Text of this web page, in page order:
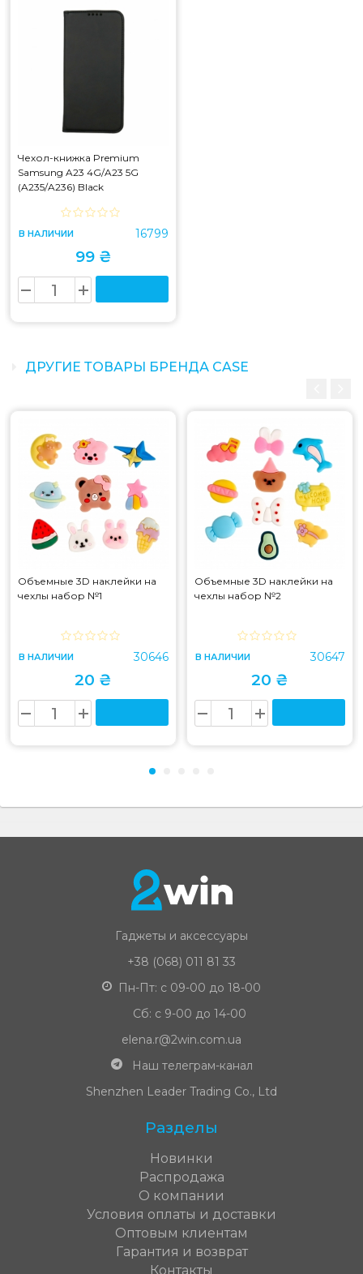
Чехол-книжка Premium
Samsung A23 4G/A23 5G
(A235/A236) Black
В НАЛИЧИИ 16799
99 ₴
ДРУГИЕ ТОВАРЫ БРЕНДА CASE
Объемные 3D наклейки на
чехлы набор №1
В НАЛИЧИИ 30646
20 ₴
Объемные 3D наклейки на
чехлы набор №2
В НАЛИЧИИ 30647
20 ₴
Гаджеты и аксессуары
+38 (068) 011 81 33
Пн-Пт: с 09-00 до 18-00
Сб: с 9-00 до 14-00
elena.r@2win.com.ua
Наш телеграм-канал
Shenzhen Leader Trading Co., Ltd
Разделы
Новинки
Распродажа
О компании
Условия оплаты и доставки
Оптовым клиентам
Гарантия и возврат
Контакты